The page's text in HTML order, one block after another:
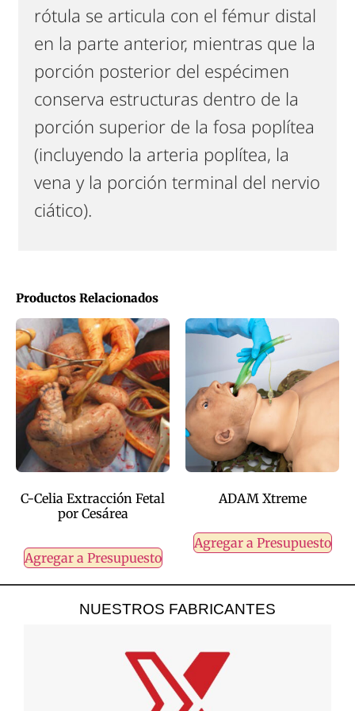
Productos Relacionados
C-Celia Extracción Fetal
por Cesárea
Agregar a Presupuesto
ADAM Xtreme
Agregar a Presupuesto
rótula se articula con el fémur distal
en la parte anterior, mientras que la
porción posterior del espécimen
conserva estructuras dentro de la
porción superior de la fosa poplítea
(incluyendo la arteria poplítea, la
vena y la porción terminal del nervio
ciático).
NUESTROS FABRICANTES